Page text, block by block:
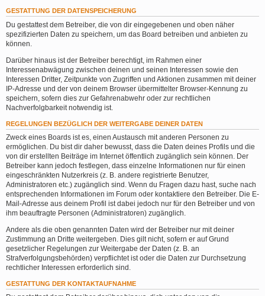
GESTATTUNG DER DATENSPEICHERUNG
Du gestattest dem Betreiber, die von dir eingegebenen und oben näher
spezifizierten Daten zu speichern, um das Board betreiben und anbieten zu
können.
Darüber hinaus ist der Betreiber berechtigt, im Rahmen einer
Interessenabwägung zwischen deinen und seinen Interessen sowie den
Interessen Dritter, Zeitpunkte von Zugriffen und Aktionen zusammen mit deiner
IP-Adresse und der von deinem Browser übermittelter Browser-Kennung zu
speichern, sofern dies zur Gefahrenabwehr oder zur rechtlichen
Nachverfolgbarkeit notwendig ist.
REGELUNGEN BEZÜGLICH DER WEITERGABE DEINER DATEN
Zweck eines Boards ist es, einen Austausch mit anderen Personen zu
ermöglichen. Du bist dir daher bewusst, dass die Daten deines Profils und die
von dir erstellten Beiträge im Internet öffentlich zugänglich sein können. Der
Betreiber kann jedoch festlegen, dass einzelne Informationen nur für einen
eingeschränkten Nutzerkreis (z. B. andere registrierte Benutzer,
Administratoren etc.) zugänglich sind. Wenn du Fragen dazu hast, suche nach
entsprechenden Informationen im Forum oder kontaktiere den Betreiber. Die E-
Mail-Adresse aus deinem Profil ist dabei jedoch nur für den Betreiber und von
ihm beauftragte Personen (Administratoren) zugänglich.
Andere als die oben genannten Daten wird der Betreiber nur mit deiner
Zustimmung an Dritte weitergeben. Dies gilt nicht, sofern er auf Grund
gesetzlicher Regelungen zur Weitergabe der Daten (z. B. an
Strafverfolgungsbehörden) verpflichtet ist oder die Daten zur Durchsetzung
rechtlicher Interessen erforderlich sind.
GESTATTUNG DER KONTAKTAUFNAHME